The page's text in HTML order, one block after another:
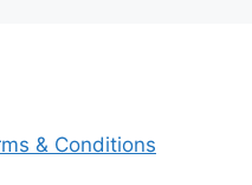
& Conditions